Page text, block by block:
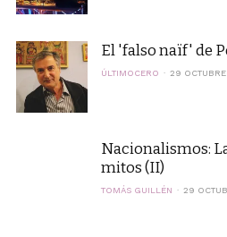
El 'falso naïf' de
ÚLTIMOCERO 29
Nacionalismos:
mitos (II)
TOMÁS GUILLÉN 29